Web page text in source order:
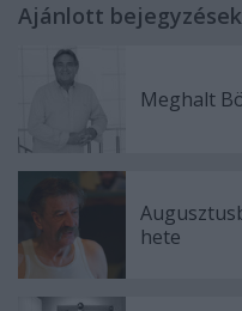
Ajánlott
Meghalt
hete